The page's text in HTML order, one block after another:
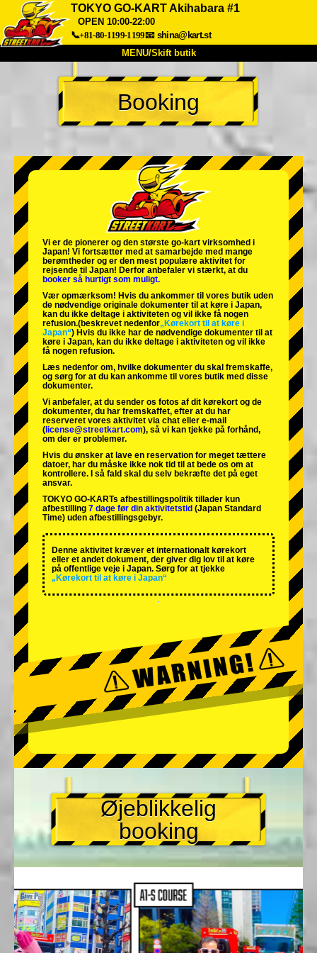
TOKYO GO-KART Akihabara #1
OPEN 10:00-22:00
📞+81-80-1199-1199📧 shina@kart.st
MENU/Skift butik
Om Specifikationer
Adgang Stemme
Booking
Skift butik
Tokyo Akihabara#1
Tokyo Akihabara#2
Tokyo Shibuya Annex Tokyo Bay
Tokyo Asakusa Osaka
Okinawa
Booking
Vi er de pionerer og den største go-kart virksomhed i
Japan! Vi fortsætter med at samarbejde med mange
berømtheder og er den mest populære aktivitet for
rejsende til Japan! Derfor anbefaler vi stærkt, at du
booker så hurtigt som muligt.
Vær opmærksom! Hvis du ankommer til vores butik uden
de nødvendige originale dokumenter til at køre i Japan,
kan du ikke deltage i aktiviteten og vil ikke få nogen
refusion.(beskrevet nedenfor„Kørekort til at køre i
Japan“) Hvis du ikke har de nødvendige dokumenter til at
køre i Japan, kan du ikke deltage i aktiviteten og vil ikke
få nogen refusion.
Læs nedenfor om, hvilke dokumenter du skal fremskaffe,
og sørg for at du kan ankomme til vores butik med disse
dokumenter.
Vi anbefaler, at du sender os fotos af dit kørekort og de
dokumenter, du har fremskaffet, efter at du har
reserveret vores aktivitet via chat eller e-mail
( license@streetkart.com), så vi kan tjekke på forhånd,
om der er problemer.
Hvis du ønsker at lave en reservation for meget tættere
datoer, har du måske ikke nok tid til at bede os om at
kontrollere. I så fald skal du selv bekræfte det på eget
ansvar.
TOKYO GO-KARTs afbestillingspolitik tillader kun
afbestilling 7 dage før din aktivitetstid (Japan Standard
Time) uden afbestillingsgebyr.
Denne aktivitet kræver et internationalt kørekort
eller et andet dokument, der giver dig lov til at køre
på offentlige veje i Japan. Sørg for at tjekke
„Kørekort til at køre i Japan“
Øjeblikkelig
booking